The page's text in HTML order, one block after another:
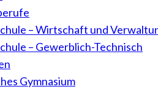
– Wirtschaft und
– Gewerblich-Technisch
Gymnasium